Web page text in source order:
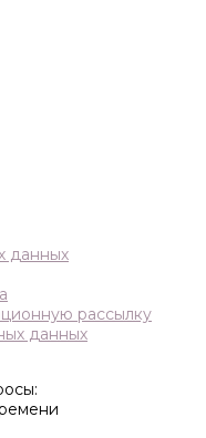
данных
рассылку
данных